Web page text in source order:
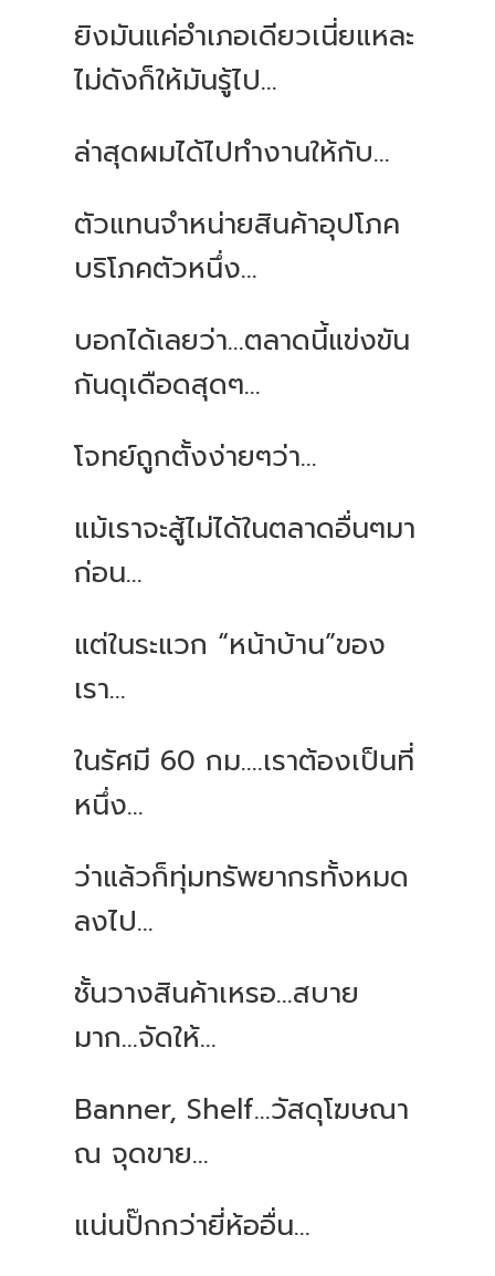
ยิงมันแค่อำเภอเดียวเนี่ยแหละ
ไม่ดังก็ให้มันรู้ไป...
ล่าสุดผมได้ไปทำงานให้กับ...
ตัวแทนจำหน่ายสินค้าอุปโภค
บริโภคตัวหนึ่ง...
บอกได้เลยว่า...ตลาดนี้แข่งขัน
กันดุเดือดสุดๆ...
โจทย์ถูกตั้งง่ายๆว่า...
แม้เราจะสู้ไม่ได้ในตลาดอื่นๆมา
ก่อน...
แต่ในระแวก “หน้าบ้าน”ของ
เรา...
ในรัศมี 60 กม....เราต้องเป็นที่
หนึ่ง...
ว่าแล้วก็ทุ่มทรัพยากรทั้งหมด
ลงไป...
ชั้นวางสินค้าเหรอ...สบาย
มาก...จัดให้...
Banner, Shelf…วัสดุโฆษณา
ณ จุดขาย...
แน่นปั๊กกว่ายี่ห้ออื่น...